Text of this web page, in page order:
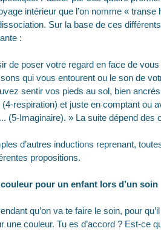
intérieur que l’on nomme «
Sur la base de ces
:
de poser votre regard en face de
qui vous entourent ou le son de
sentir vos pieds au sol, bien
(4-respiration) et juste en comptant
(5-Imaginaire). » La suite dépend
d’autres inductions reprenant,
propositions.
pour un enfant lors d’un soin
qu’on va te faire le soin, pour
une couleur. Tu es d’accord ? Est-ce